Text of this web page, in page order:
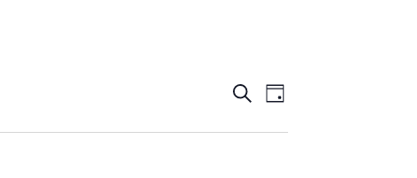
UND
SUCHE
NAVIGATION
TAG